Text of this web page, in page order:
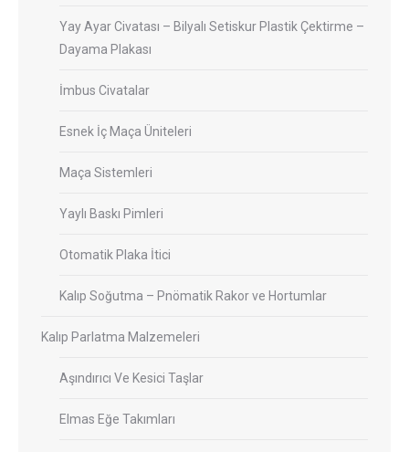
Yay Ayar Civatası – Bilyalı Setiskur Plastik Çektirme –
Dayama Plakası
İmbus Civatalar
Esnek İç Maça Üniteleri
Maça Sistemleri
Yaylı Baskı Pimleri
Otomatik Plaka İtici
Kalıp Soğutma – Pnömatik Rakor ve Hortumlar
Kalıp Parlatma Malzemeleri
Aşındırıcı Ve Kesici Taşlar
Elmas Eğe Takımları